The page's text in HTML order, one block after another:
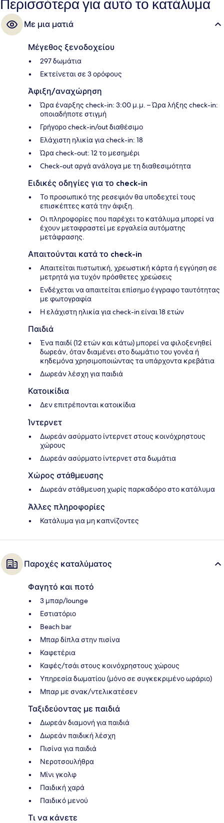
Περισσότερα για αυτό το κατάλυμα
Με μια ματιά
Μέγεθος ξενοδοχείου
297 δωμάτια
Εκτείνεται σε 3 ορόφους
Άφιξη/αναχώρηση
Ώρα έναρξης check-in: 3:00 μ.μ. – Ώρα λήξης check-in:
οποιαδήποτε στιγμή
Γρήγορο check-in/out διαθέσιμο
Ελάχιστη ηλικία για check-in: 18
Ώρα check-out: 12 το μεσημέρι
Check-out αργά ανάλογα με τη διαθεσιμότητα
Ειδικές οδηγίες για το check-in
Το προσωπικό της ρεσεψιόν θα υποδεχτεί τους
επισκέπτες κατά την άφιξη.
Οι πληροφορίες που παρέχει το κατάλυμα μπορεί να
έχουν μεταφραστεί με εργαλεία αυτόματης
μετάφρασης.
Απαιτούνται κατά το check-in
Απαιτείται πιστωτική, χρεωστική κάρτα ή εγγύηση σε
μετρητά για τυχόν πρόσθετες χρεώσεις
Ενδέχεται να απαιτείται επίσημο έγγραφο ταυτότητας
με φωτογραφία
Η ελάχιστη ηλικία για check-in είναι 18 ετών
Παιδιά
Ένα παιδί (12 ετών και κάτω) μπορεί να φιλοξενηθεί
δωρεάν, όταν διαμένει στο δωμάτιο του γονέα ή
κηδεμόνα χρησιμοποιώντας τα υπάρχοντα κρεβάτια
Δωρεάν λέσχη για παιδιά
Κατοικίδια
Δεν επιτρέπονται κατοικίδια
Ίντερνετ
Δωρεάν ασύρματο ίντερνετ στους κοινόχρηστους
χώρους
Δωρεάν ασύρματο ίντερνετ στα δωμάτια
Χώρος στάθμευσης
Δωρεάν στάθμευση χωρίς παρκαδόρο στο κατάλυμα
Άλλες πληροφορίες
Κατάλυμα για μη καπνίζοντες
Παροχές καταλύματος
Φαγητό και ποτό
3 μπαρ/lounge
Εστιατόριο
Beach bar
Μπαρ δίπλα στην πισίνα
Καφετέρια
Καφές/τσάι στους κοινόχρηστους χώρους
Υπηρεσία δωματίου (μόνο σε συγκεκριμένο ωράριο)
Μπαρ με σνακ/ντελικατέσεν
Ταξιδεύοντας με παιδιά
Δωρεάν διαμονή για παιδιά
Δωρεάν παιδική λέσχη
Πισίνα για παιδιά
Νεροτσουλήθρα
Μίνι γκολφ
Παιδική χαρά
Παιδικό μενού
Τι να κάνετε